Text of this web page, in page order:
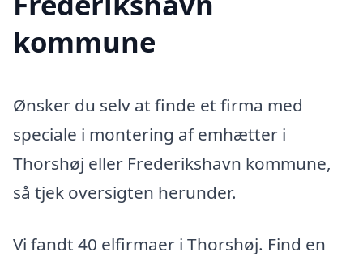
kommune
Ønsker du selv at finde et firma med
speciale i montering af emhætter i
Thorshøj eller Frederikshavn kommune,
så tjek oversigten herunder.
Vi fandt 40 elfirmaer i Thorshøj. Find en